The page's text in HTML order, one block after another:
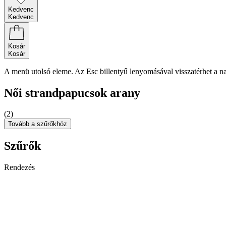
Kedvenc
Kedvenc
Kosár
Kosár
A menü utolsó eleme. Az Esc billentyű lenyomásával visszatérhet a
Női strandpapucsok arany
(2)
Tovább a szűrőkhöz
Szűrők
Rendezés